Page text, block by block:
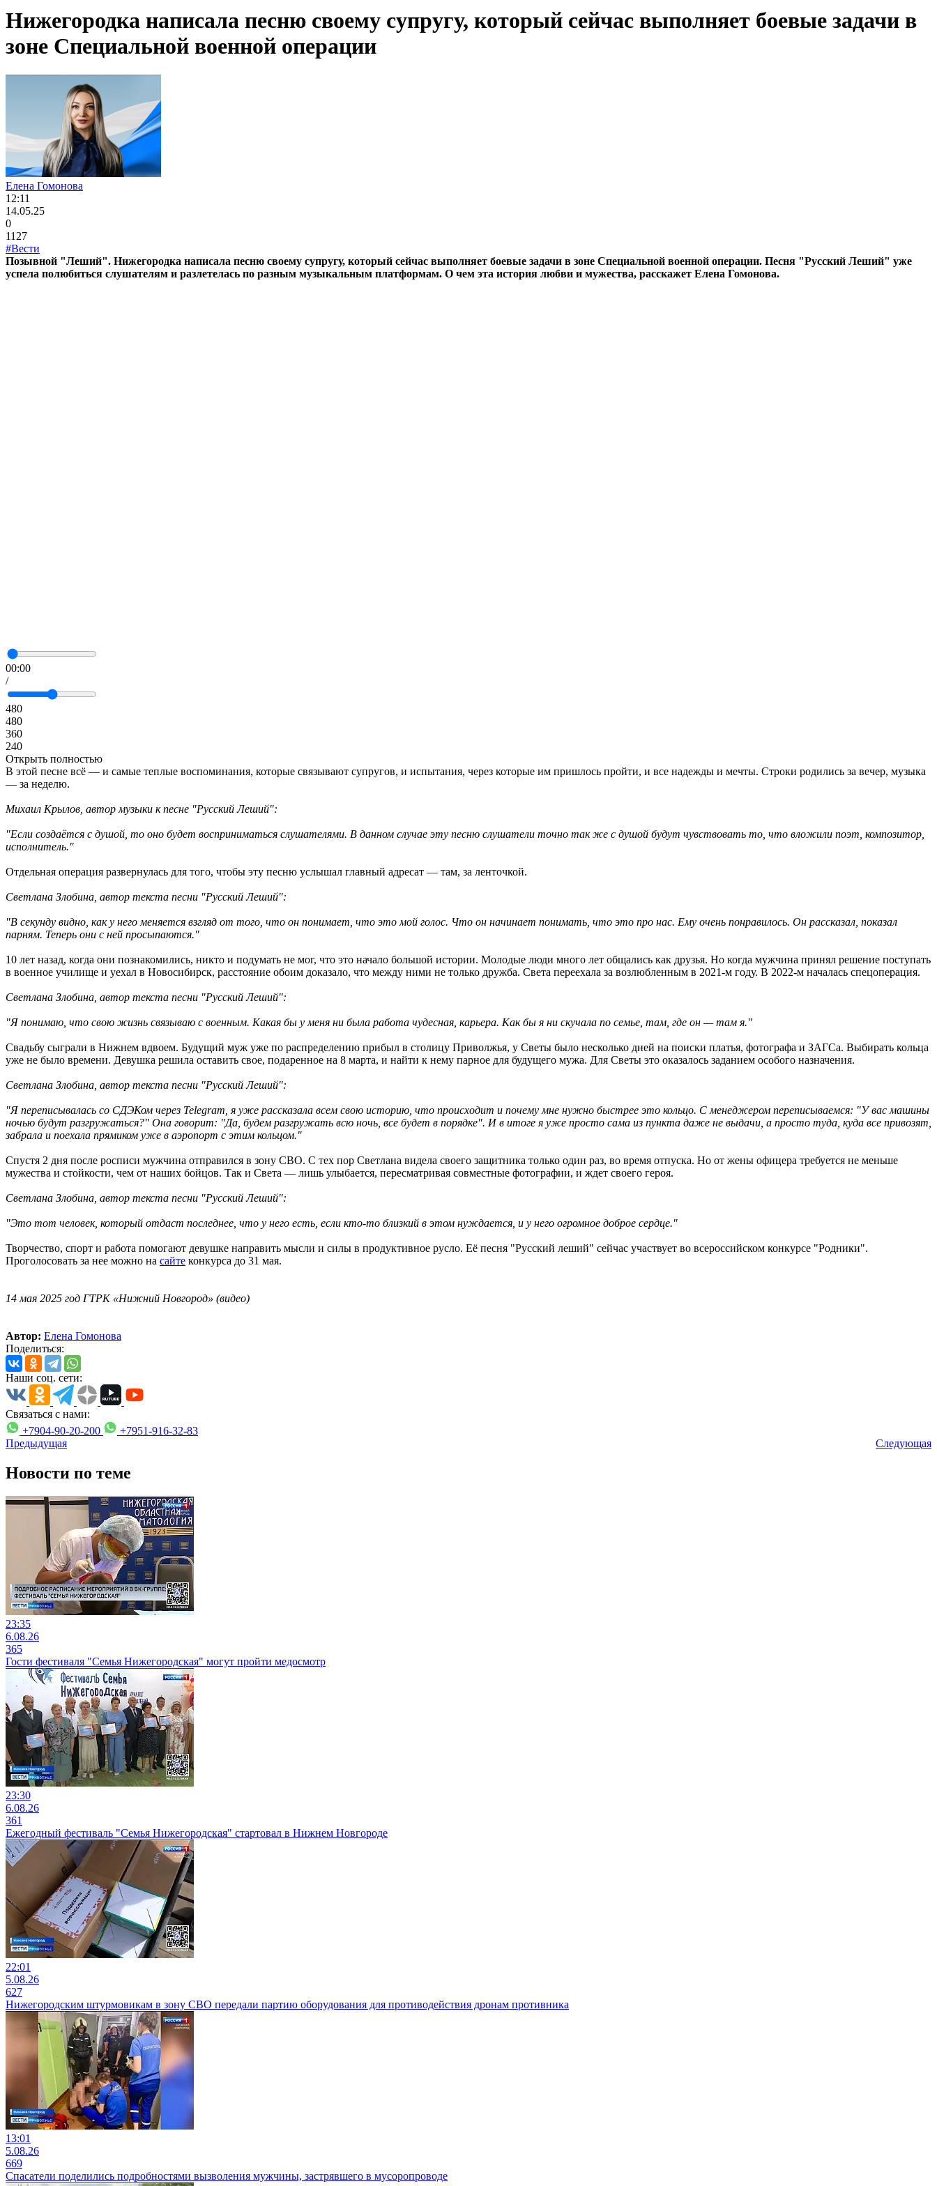
Нижегородка написала песню своему супругу, который сейчас выполняет боевые задачи в
зоне Специальной военной операции
Елена Гомонова
12:11
14.05.25
0
1127
#Вести
Позывной "Леший". Нижегородка написала песню своему супругу, который сейчас выполняет боевые задачи в зоне Специальной военной операции. Песня "Русский Леший" уже
успела полюбиться слушателям и разлетелась по разным музыкальным платформам. О чем эта история любви и мужества, расскажет Елена Гомонова.
00:00
/
480
480
360
240
Открыть полностью
В этой песне всё — и самые теплые воспоминания, которые связывают супругов, и испытания, через которые им пришлось пройти, и все надежды и мечты. Строки родились за вечер, музыка
— за неделю.
Михаил Крылов, автор музыки к песне "Русский Леший":
"Если создаётся с душой, то оно будет восприниматься слушателями. В данном случае эту песню слушатели точно так же с душой будут чувствовать то, что вложили поэт, композитор,
исполнитель."
Отдельная операция развернулась для того, чтобы эту песню услышал главный адресат — там, за ленточкой.
Светлана Злобина, автор текста песни "Русский Леший":
"В секунду видно, как у него меняется взгляд от того, что он понимает, что это мой голос. Что он начинает понимать, что это про нас. Ему очень понравилось. Он рассказал, показал
парням. Теперь они с ней просыпаются."
10 лет назад, когда они познакомились, никто и подумать не мог, что это начало большой истории. Молодые люди много лет общались как друзья. Но когда мужчина принял решение поступать
в военное училище и уехал в Новосибирск, расстояние обоим доказало, что между ними не только дружба. Света переехала за возлюбленным в 2021-м году. В 2022-м началась спецоперация.
Светлана Злобина, автор текста песни "Русский Леший":
"Я понимаю, что свою жизнь связываю с военным. Какая бы у меня ни была работа чудесная, карьера. Как бы я ни скучала по семье, там, где он — там я."
Свадьбу сыграли в Нижнем вдвоем. Будущий муж уже по распределению прибыл в столицу Приволжья, у Светы было несколько дней на поиски платья, фотографа и ЗАГСа. Выбирать кольца
уже не было времени. Девушка решила оставить свое, подаренное на 8 марта, и найти к нему парное для будущего мужа. Для Светы это оказалось заданием особого назначения.
Светлана Злобина, автор текста песни "Русский Леший":
"Я переписывалась со СДЭКом через Telegram, я уже рассказала всем свою историю, что происходит и почему мне нужно быстрее это кольцо. С менеджером переписываемся: "У вас машины
ночью будут разгружаться?" Она говорит: "Да, будем разгружать всю ночь, все будет в порядке". И в итоге я уже просто сама из пункта даже не выдачи, а просто туда, куда все привозят,
забрала и поехала прямиком уже в аэропорт с этим кольцом."
Спустя 2 дня после росписи мужчина отправился в зону СВО. С тех пор Светлана видела своего защитника только один раз, во время отпуска. Но от жены офицера требуется не меньше
мужества и стойкости, чем от наших бойцов. Так и Света — лишь улыбается, пересматривая совместные фотографии, и ждет своего героя.
Светлана Злобина, автор текста песни "Русский Леший":
"Это тот человек, который отдаст последнее, что у него есть, если кто-то близкий в этом нуждается, и у него огромное доброе сердце."
Творчество, спорт и работа помогают девушке направить мысли и силы в продуктивное русло. Её песня "Русский леший" сейчас участвует во всероссийском конкурсе "Родники".
Проголосовать за нее можно на сайте конкурса до 31 мая.
14 мая 2025 год ГТРК «Нижний Новгород» (видео)
Автор: Елена Гомонова
Поделиться:
Наши соц. сети:
Связаться с нами:
+7904-90-20-200
+7951-916-32-83
Предыдущая
Следующая
Новости по теме
23:35
6.08.26
365
Гости фестиваля "Семья Нижегородская" могут пройти медосмотр
23:30
6.08.26
361
Ежегодный фестиваль "Семья Нижегородская" стартовал в Нижнем Новгороде
22:01
5.08.26
627
Нижегородским штурмовикам в зону СВО передали партию оборудования для противодействия дронам противника
13:01
5.08.26
669
Спасатели поделились подробностями вызволения мужчины, застрявшего в мусоропроводе